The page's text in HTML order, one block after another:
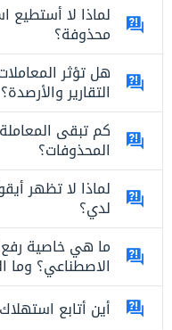
لماذا لا أستطيع
محذوفة؟
هل تؤثر
التقارير والأرصدة؟
كم تبقى
المحذوفات؟
لماذا لا تظهر
لدي؟
ما هي خاصية رفع
الاصطناعي؟ وما
أين أتابع